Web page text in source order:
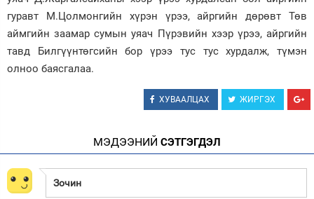
гуравт М.Цолмонгийн хүрэн үрээ, айргийн дөрөвт Төв
аймгийн заамар сумын уяач Пүрэвийн хээр үрээ, айргийн
тавд Билгүүнтөгсийн бор үрээ тус тус хурдалж, түмэн
олноо баясгалаа.
ХУВААЛЦАХ ЖИРГЭХ
МЭДЭЭНИЙ СЭТГЭГДЭЛ